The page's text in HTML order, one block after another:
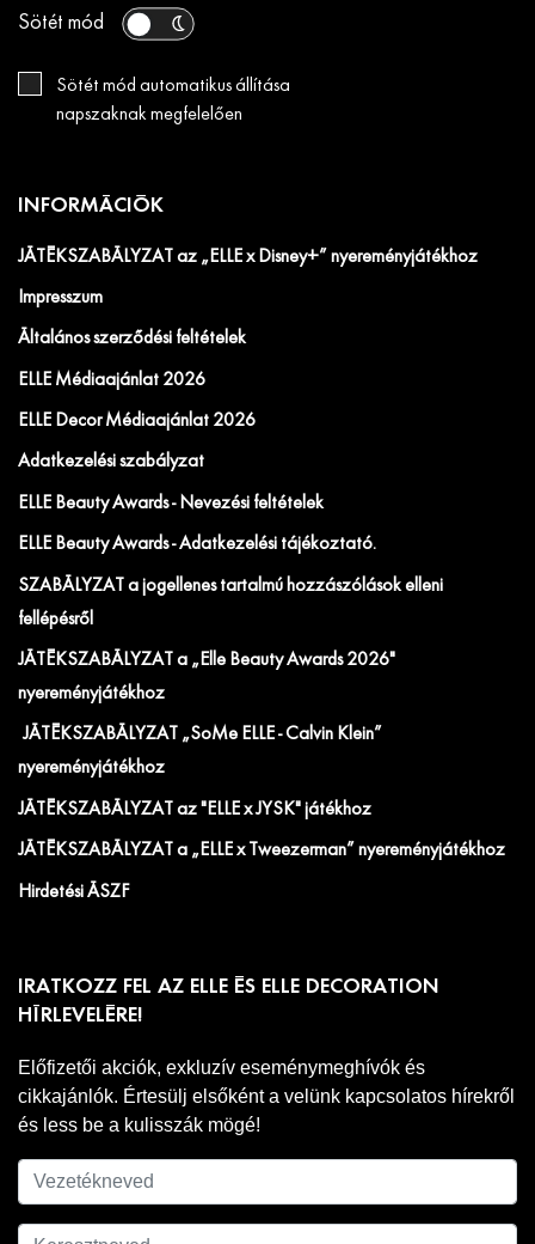
Sötét mód
Sötét mód automatikus állítása
napszaknak megfelelően
INFORMÁCIÓK
JÁTÉKSZABÁLYZAT az „ELLE x Disney+” nyereményjátékhoz
Impresszum
Általános szerződési feltételek
ELLE Médiaajánlat 2026
ELLE Decor Médiaajánlat 2026
Adatkezelési szabályzat
ELLE Beauty Awards - Nevezési feltételek
ELLE Beauty Awards - Adatkezelési tájékoztató.
SZABÁLYZAT a jogellenes tartalmú hozzászólások elleni
fellépésről
JÁTÉKSZABÁLYZAT a „Elle Beauty Awards 2026"
nyereményjátékhoz
JÁTÉKSZABÁLYZAT „SoMe ELLE - Calvin Klein”
nyereményjátékhoz
JÁTÉKSZABÁLYZAT az "ELLE x JYSK" játékhoz
JÁTÉKSZABÁLYZAT a „ELLE x Tweezerman” nyereményjátékhoz
Hirdetési ÁSZF
IRATKOZZ FEL AZ ELLE ÉS ELLE DECORATION
HÍRLEVELÉRE!
Előfizetői akciók, exkluzív eseménymeghívók és
cikkajánlók. Értesülj elsőként a velünk kapcsolatos hírekről
és less be a kulisszák mögé!